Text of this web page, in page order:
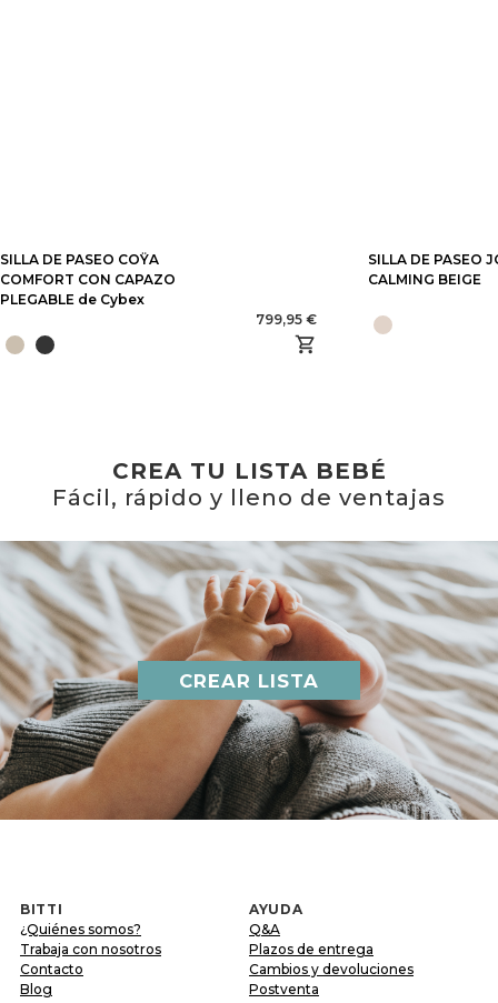
SILLA DE PASEO COŸA
COMFORT CON CAPAZO
PLEGABLE de Cybex
799,95 €
SILLA DE PASEO
CALMING BEIGE
CREA TU LISTA BEBÉ
Fácil, rápido y lleno de ventajas
CREAR LISTA
BITTI
¿Quiénes somos?
Trabaja con nosotros
Contacto
Blog
AYUDA
Q&A
Plazos de entrega
Cambios y devoluciones
Postventa